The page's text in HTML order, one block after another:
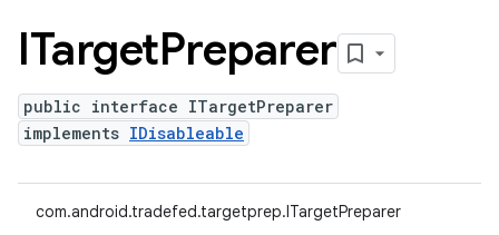
ITargetPreparer
public interface ITargetPreparer
implements IDisableable
com.android.tradefed.targetprep.ITargetPreparer